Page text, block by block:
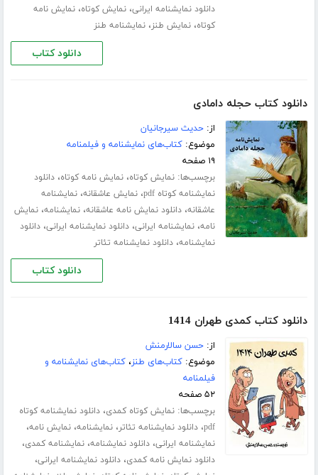
دانلود نمایشنامه ایرانی،نمایش کوتاه،نمایش نامه
کوتاه،نمایش طنز،نمایشنامه طنز
دانلود کتاب
دانلود کتاب حجله دامادی
از:حدیث سیرجانیان
موضوع:کتاب‌های نمایشنامه و فیلمنامه
۱۹ صفحه
برچسب‌ها:نمایش کوتاه،نمایش نامه کوتاه،دانلود
نمایشنامه کوتاه pdf
،نمایش عاشقانه،نمایشنامه
عاشقانه،دانلود نمایش نامه عاشقانه،نمایشنامه،نمایش
نامه،نمایشنامه ایرانی،دانلود نمایشنامه ایرانی،دانلود
نمایشنامه،دانلود نمایشنامه تئاتر
دانلود کتاب
دانلود کتاب کمدی طهران 1414
از:حسن سالارمنش
موضوع:کتاب‌های طنز،کتاب‌های نمایشنامه و
فیلمنامه
۵۲ صفحه
برچسب‌ها:نمایش کوتاه کمدی،دانلود نمایشنامه کوتاه
pdf،دانلود نمایشنامه تئاتر،نمایشنامه،نمایش نامه،
نمایشنامه ایرانی،دانلود نمایشنامه،نمایشنامه کمدی،
دانلود نمایش نامه کمدی،دانلود نمایشنامه ایرانی،